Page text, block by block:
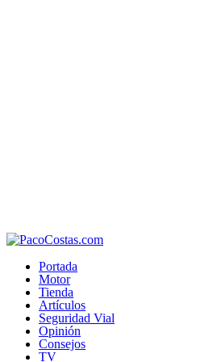
Portada
Motor
Tienda
Artículos
Seguridad Vial
Opinión
Consejos
TV